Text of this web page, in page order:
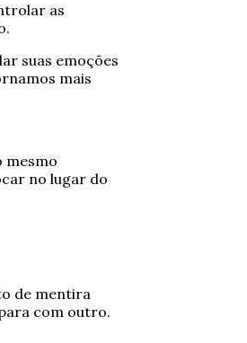
as
suas emoções
mais
mesmo
no lugar do
de mentira
com outro.